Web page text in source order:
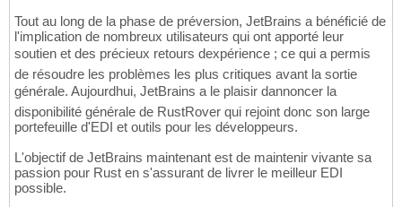
Tout au long de la phase de préversion, JetBrains a bénéficié de
l'implication de nombreux utilisateurs qui ont apporté leur
soutien et des précieux retours dexpérience ; ce qui a permis
de résoudre les problèmes les plus critiques avant la sortie
générale. Aujourdhui, JetBrains a le plaisir dannoncer la
disponibilité générale de RustRover qui rejoint donc son large
portefeuille d'EDI et outils pour les développeurs.
L'objectif de JetBrains maintenant est de maintenir vivante sa
passion pour Rust en s'assurant de livrer le meilleur EDI
possible.